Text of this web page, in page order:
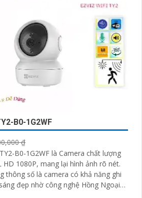
B0-1G2WF
₫
B0-1G2WF là Camera chất lượng
HD 1080P, mang lại hình ảnh rõ nét.
thông số là camera có khả năng ghi
đẹp nhờ công nghệ Hồng Ngoại